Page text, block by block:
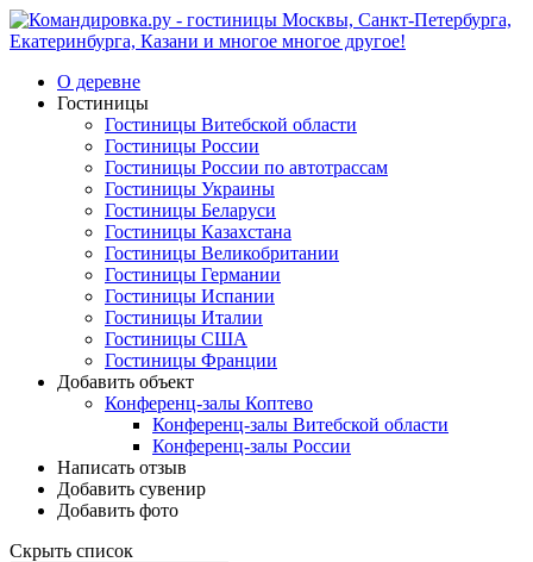
О деревне
Гостиницы
Гостиницы Витебской области
Гостиницы России
Гостиницы России по автотрассам
Гостиницы Украины
Гостиницы Беларуси
Гостиницы Казахстана
Гостиницы Великобритании
Гостиницы Германии
Гостиницы Испании
Гостиницы Италии
Гостиницы США
Гостиницы Франции
Добавить объект
Конференц-залы Коптево
Конференц-залы Витебской области
Конференц-залы России
Написать отзыв
Добавить сувенир
Добавить фото
Скрыть список